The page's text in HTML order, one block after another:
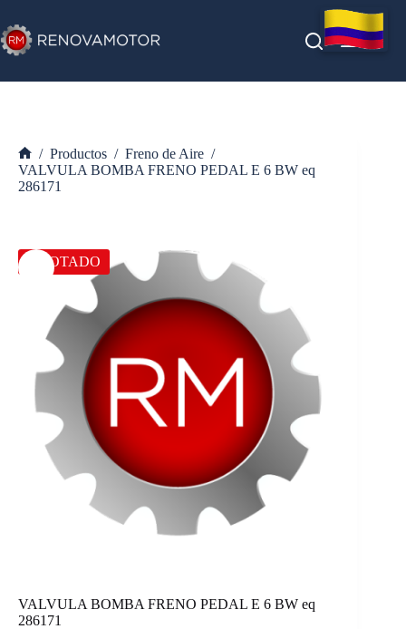
al
contenido
Inicio
/ Productos / Freno de Aire /
VALVULA BOMBA FRENO PEDAL E 6 BW eq
286171
AGOTADO
VALVULA BOMBA FRENO PEDAL E 6 BW eq
286171